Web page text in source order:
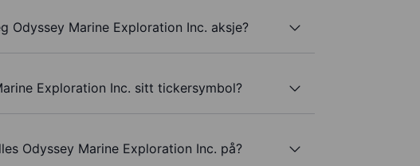
Odyssey Marine Exploration Inc. aksje?
Exploration Inc. sitt tickersymbol?
Odyssey Marine Exploration Inc. på?